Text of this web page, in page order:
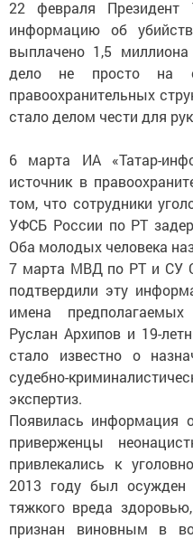
22 февраля Президент
информацию об
выплачено 1,5
дело не просто на
правоохранительных
стало делом чести для
6 марта ИА «Татар-
источник в
том, что сотрудники
УФСБ России по РТ
Оба молодых человека
7 марта МВД по РТ и СУ
подтвердили эту
имена
Руслан Архипов и 19-
стало известно о
судебно-
экспертиз.
Появилась информация
приверженцы
привлекались к
2013 году был осужден
тяжкого вреда
признан виновным в